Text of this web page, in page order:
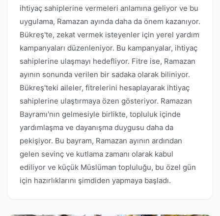
ihtiyaç sahiplerine vermeleri anlamına geliyor ve bu
uygulama, Ramazan ayında daha da önem kazanıyor.
Bükreş'te, zekat vermek isteyenler için yerel yardım
kampanyaları düzenleniyor. Bu kampanyalar, ihtiyaç
sahiplerine ulaşmayı hedefliyor. Fitre ise, Ramazan
ayının sonunda verilen bir sadaka olarak biliniyor.
Bükreş'teki aileler, fitrelerini hesaplayarak ihtiyaç
sahiplerine ulaştırmaya özen gösteriyor. Ramazan
Bayramı'nın gelmesiyle birlikte, topluluk içinde
yardımlaşma ve dayanışma duygusu daha da
pekişiyor. Bu bayram, Ramazan ayının ardından
gelen sevinç ve kutlama zamanı olarak kabul
ediliyor ve küçük Müslüman topluluğu, bu özel gün
için hazırlıklarını şimdiden yapmaya başladı.